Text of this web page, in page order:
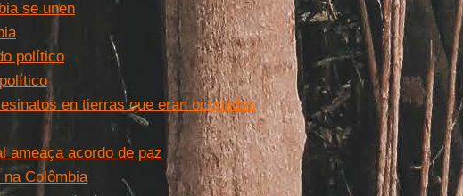
se unen
político
en tierras que eran ocupadas
ameaça acordo de paz
Colômbia